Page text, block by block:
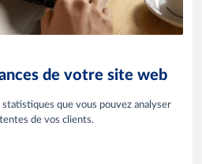
de votre site web
statistiques que vous pouvez analyser
de vos clients.